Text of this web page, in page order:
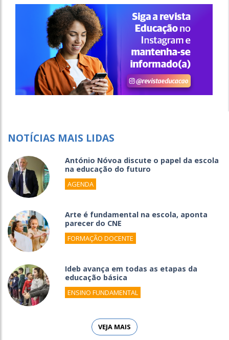
NOTÍCIAS MAIS LIDAS
António Nóvoa discute o papel da escola
na educação do futuro
AGENDA
Arte é fundamental na escola, aponta
parecer do CNE
FORMAÇÃO DOCENTE
Ideb avança em todas as etapas da
educação básica
ENSINO FUNDAMENTAL
VEJA MAIS